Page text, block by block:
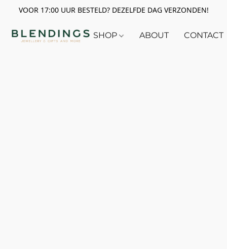
VOOR 17:00 UUR BESTELD? DEZELFDE DAG VERZONDEN!
SHOP ABOUT CONTACT